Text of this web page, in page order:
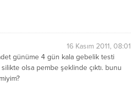
16 Kasım 2011, 08:01
günüme 4 gün kala gebelik testi
olsa pembe şeklinde çıktı. bunu